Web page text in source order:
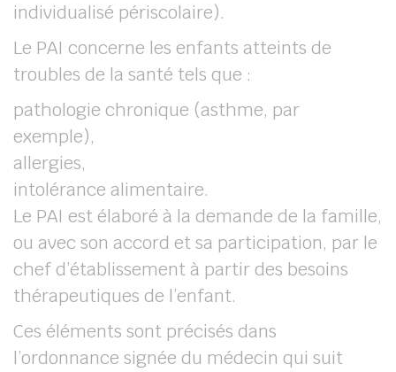
individualisé périscolaire).
Le PAI concerne les enfants atteints de
troubles de la santé tels que :
pathologie chronique (asthme, par
exemple),
allergies,
intolérance alimentaire.
Le PAI est élaboré à la demande de la famille,
ou avec son accord et sa participation, par le
chef d’établissement à partir des besoins
thérapeutiques de l’enfant.
Ces éléments sont précisés dans
l’ordonnance signée du médecin qui suit